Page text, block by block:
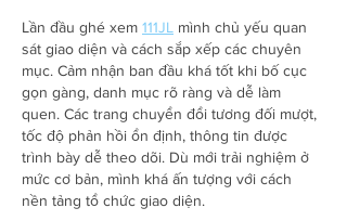
Lần đầu ghé xem 111JL mình chủ yếu quan
sát giao diện và cách sắp xếp các chuyên
mục. Cảm nhận ban đầu khá tốt khi bố cục
gọn gàng, danh mục rõ ràng và dễ làm
quen. Các trang chuyển đổi tương đối mượt,
tốc độ phản hồi ổn định, thông tin được
trình bày dễ theo dõi. Dù mới trải nghiệm ở
mức cơ bản, mình khá ấn tượng với cách
nền tảng tổ chức giao diện.